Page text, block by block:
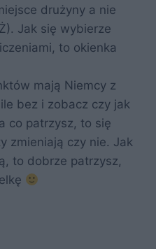
drużyny a nie
Jak się wybierze
to okienka
mają Niemcy z
bez i zobacz czy jak
co patrzysz, to się
zmieniają czy nie. Jak
to dobrze patrzysz,